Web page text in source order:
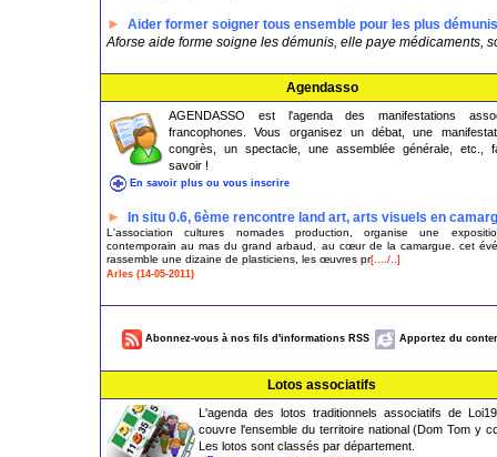
►
Aider former soigner tous ensemble pour les plus démunis
Aforse aide forme soigne les démunis, elle paye médicaments,
Agendasso
AGENDASSO est l'agenda des manifestations
francophones. Vous organisez un débat, une
congrès, un spectacle, une assemblée générale, etc.,
savoir !
En savoir plus ou vous inscrire
► In situ 0.6, 6ème rencontre land art, arts visuels en
L'association cultures nomades production, organise une
contemporain au mas du grand arbaud, au cœur de la camargue. cet
rassemble une dizaine de plasticiens, les œuvres pr[..../..]
Arles (14-05-2011)
Abonnez-vous à nos fils d'informations RSS Apportez du
Lotos associatifs
L'agenda des lotos traditionnels associatifs de
couvre l'ensemble du territoire national (Dom Tom y
Les lotos sont classés par département.